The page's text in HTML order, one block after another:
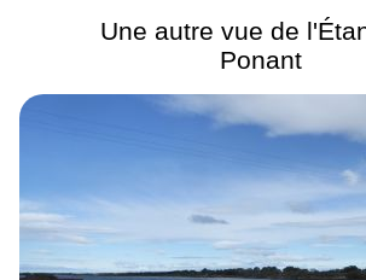
Une autre vue de
Ponant